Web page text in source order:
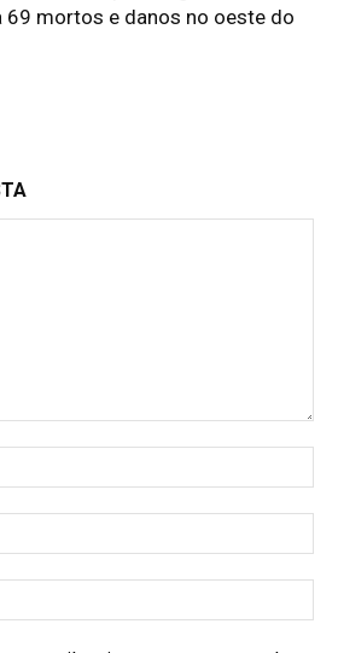
69 mortos e danos no oeste do